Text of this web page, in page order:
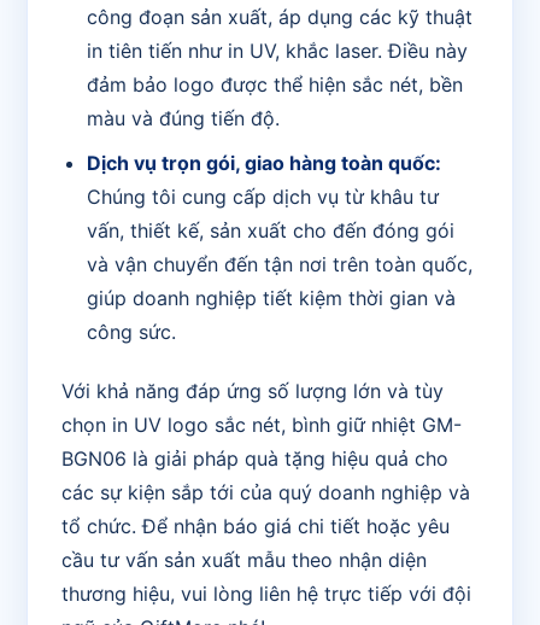
công đoạn sản xuất, áp dụng các kỹ thuật
in tiên tiến như in UV, khắc laser. Điều này
đảm bảo logo được thể hiện sắc nét, bền
màu và đúng tiến độ.
Dịch vụ trọn gói, giao hàng toàn quốc:
Chúng tôi cung cấp dịch vụ từ khâu tư
vấn, thiết kế, sản xuất cho đến đóng gói
và vận chuyển đến tận nơi trên toàn quốc,
giúp doanh nghiệp tiết kiệm thời gian và
công sức.
Với khả năng đáp ứng số lượng lớn và tùy
chọn in UV logo sắc nét, bình giữ nhiệt GM-
BGN06 là giải pháp quà tặng hiệu quả cho
các sự kiện sắp tới của quý doanh nghiệp và
tổ chức. Để nhận báo giá chi tiết hoặc yêu
cầu tư vấn sản xuất mẫu theo nhận diện
thương hiệu, vui lòng liên hệ trực tiếp với đội